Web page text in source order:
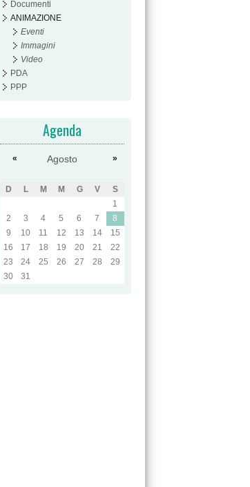
Documenti
ANIMAZIONE
Eventi
Immagini
Video
PDA
PPP
Agenda
Agosto
« »
D L M M G V
S
1
2
3 4 5 6 7
8
9
10 11 12 13 14
15
16
17 18 19 20 21
22
23
24 25 26 27 28
29
30
31